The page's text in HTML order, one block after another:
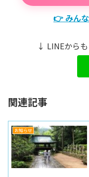
👉 みん
↓ LINEから
関連記事
お知らせ